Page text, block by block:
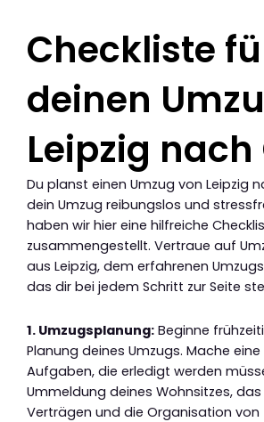
Checkliste
deinen
Leipzig nach
Du planst einen Umzug von Leipzig
dein Umzug reibungslos und
haben wir hier eine hilfreiche
zusammengestellt. Vertraue auf
aus Leipzig, dem erfahrenen
das dir bei jedem Schritt zur Seite
1. Umzugsplanung: Beginne
Planung deines Umzugs. Mache eine
Aufgaben, die erledigt werden
Ummeldung deines Wohnsitzes,
Verträgen und die Organisation von